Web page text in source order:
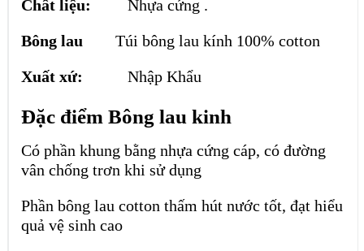
Chất liệu:
Nhựa cứng .
Bông lau
Túi bông lau kính 100% cotton
Xuất xứ:
Nhập Khẩu
Đặc điểm Bông lau kinh
Có phần khung bằng nhựa cứng cáp, có đường
vân chống trơn khi sử dụng
Phần bông lau cotton thấm hút nước tốt, đạt hiểu
quả vệ sinh cao